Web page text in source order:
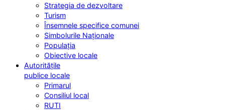
Strategia de dezvoltare
Turism
Însemnele specifice comunei
Simbolurile Naționale
Populația
Obiective locale
Autoritățile
publice locale
Primarul
Consiliul local
RUTI